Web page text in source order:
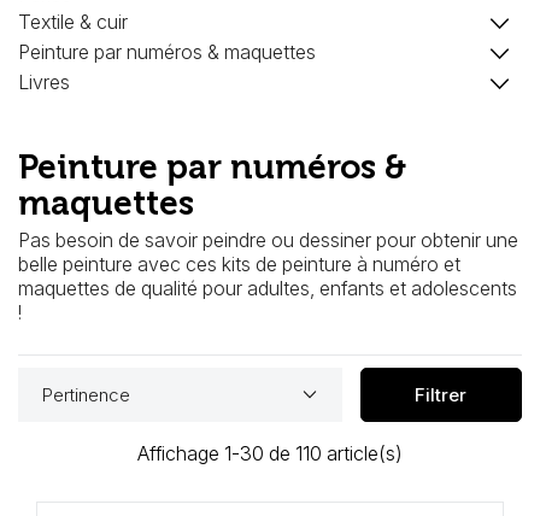
Loisirs Créatifs
Coffrets & cadeaux
mail Contact / Aide
Textile & cuir keyboard_arrow_down
Peinture par numéros & maquettes keyboard_arrow_down
Livres keyboard_arrow_down
Peinture par numéros &
maquettes
Pas besoin de savoir peindre ou dessiner pour obtenir une
belle peinture avec ces kits de peinture à numéro et
maquettes de qualité pour adultes, enfants et adolescents
!
Pertinence keyboard_arrow_down Filtrer
Affichage 1-30 de 110 article(s)